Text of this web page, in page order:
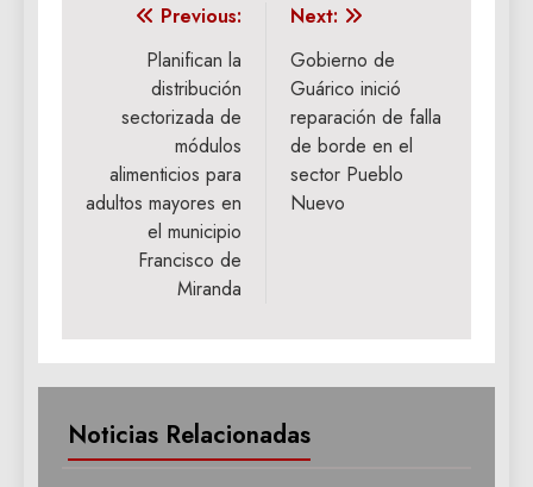
Navegación
entradas
Previous:
Planifican la
distribución
sectorizada de
módulos
alimenticios para
adultos mayores en
el municipio
Francisco de
Miranda
Next:
Gobierno de
Guárico inició
reparación de falla
de borde en el
sector Pueblo
Nuevo
Noticias Relacionadas